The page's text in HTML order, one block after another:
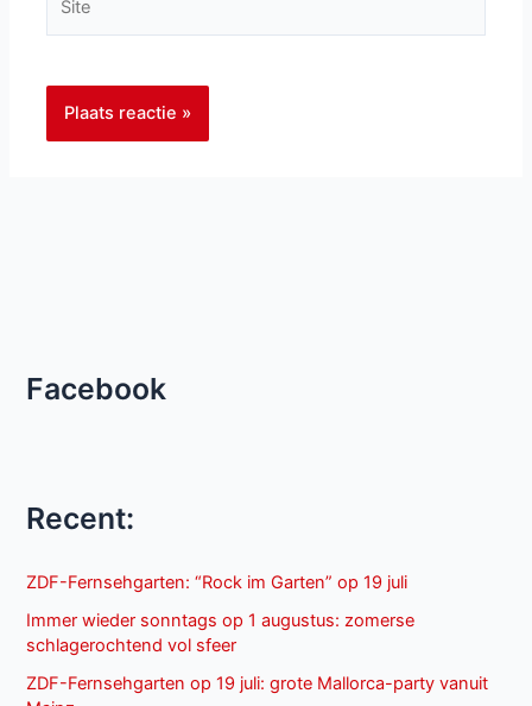
Facebook
Recent:
ZDF-Fernsehgarten: “Rock im Garten” op 19 juli
Immer wieder sonntags op 1 augustus: zomerse
schlagerochtend vol sfeer
ZDF-Fernsehgarten op 19 juli: grote Mallorca-party vanuit